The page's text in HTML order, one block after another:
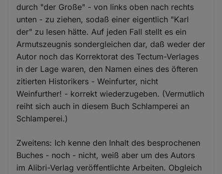
durch "der Große" - von links oben nach rechts
unten - zu ziehen, sodaß einer eigentlich "Karl
der" zu lesen hätte. Auf jeden Fall stellt es ein
Armutszeugnis sondergleichen dar, daß weder der
Autor noch das Korrektorat des Tectum-Verlages
in der Lage waren, den Namen eines des öfteren
zitierten Historikers - Weinfurter, nicht
Weinfurther! - korrekt wiederzugeben. (Vermutlich
reiht sich auch in diesem Buch Schlamperei an
Schlamperei.)
Zweitens: Ich kenne den Inhalt des besprochenen
Buches - noch - nicht, weiß aber um des Autors
im Alibri-Verlag veröffentlichte Arbeiten. Obgleich